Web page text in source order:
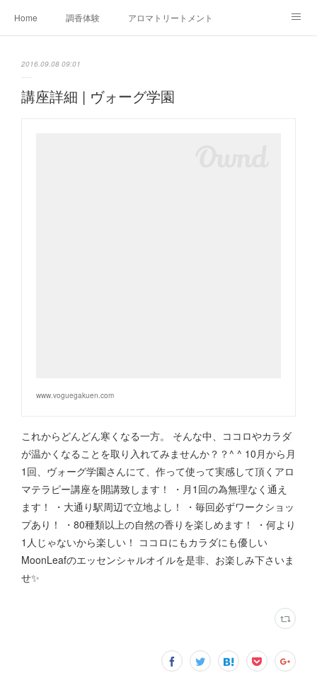
Home 調香体験 アロマトリートメントMenu
2016.09.08 09:01
講座詳細 | ヴォーグ学園
www.voguegakuen.com
これからどんどん寒くなる一方。 そんな中、ココロやカラダ
が温かくなることを取り入れてみませんか？？^ ^ 10月から月
1回、ヴォーグ学園さんにて、作って使って実感して頂くアロ
マテラピー講座を開講致します！ ・月1回の為無理なく通え
ます！ ・大通り駅周辺で立地よし！ ・毎回必ずワークショッ
プあり！ ・80種類以上の自然の香りを楽しめます！ ・何より
1人じゃないから楽しい！ ココロにもカラダにも優しい
MoonLeafのエッセンシャルオイルを是非、お楽しみ下さいま
せ✨